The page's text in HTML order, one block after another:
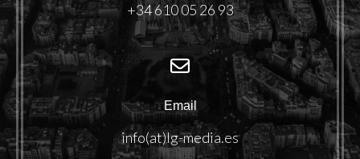
+34 610 05 26 93
Email
info(at)lg-media.es